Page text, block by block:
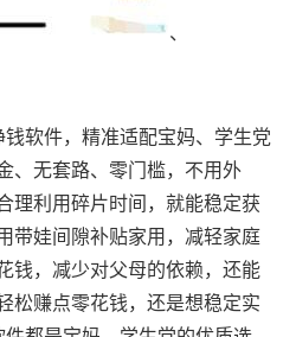
、
软件，精准适配宝妈、学生党
、无套路、零门槛，不用外
理利用碎片时间，就能稳定获
带娃间隙补贴家用，减轻家庭
钱，减少对父母的依赖，还能
松赚点零花钱，还是想稳定实